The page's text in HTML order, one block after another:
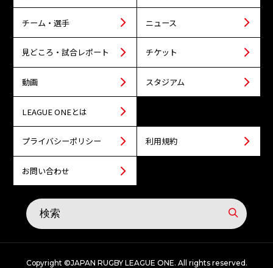
チーム・選手 ニュース
見どころ・試合レポート チケット
動画 スタジアム
LEAGUE ONEとは
プライバシーポリシー 利用規約
お問い合わせ
Copyright ©JAPAN RUGBY LEAGUE ONE. All rights reserved.